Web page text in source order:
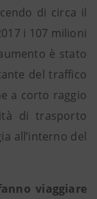
di circa il
i 107 milioni
è stato
del traffico
a corto raggio
di trasporto
all’interno del
viaggiare